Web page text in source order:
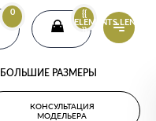
0
{{
ELEMENTS.LENGTH
}}
БОЛЬШИЕ РАЗМЕРЫ
КОНСУЛЬТАЦИЯ
МОДЕЛЬЕРА